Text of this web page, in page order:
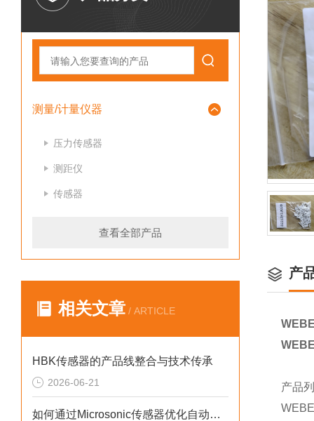
测量/计量仪器
压力传感器
测距仪
传感器
查看全部产品
相关文章 / ARTICLE
HBK传感器的产品线整合与技术传承
2026-06-21
如何通过Microsonic传感器优化自动化流程？
产
产品